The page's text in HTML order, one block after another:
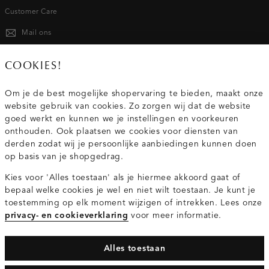
Customer Care
Mail ons
020 - 3412 667
Service
Wij zijn Costes
Topcategorieën voor jou
Privacy- en cookieverklaringAlgemene Voorwaarden
COOKIES!
Om je de best mogelijke shopervaring te bieden, maakt onze
website gebruik van cookies. Zo zorgen wij dat de website
goed werkt en kunnen we je instellingen en voorkeuren
onthouden. Ook plaatsen we cookies voor diensten van
derden zodat wij je persoonlijke aanbiedingen kunnen doen
op basis van je shopgedrag.
Kies voor 'Alles toestaan' als je hiermee akkoord gaat of
bepaal welke cookies je wel en niet wilt toestaan. Je kunt je
toestemming op elk moment wijzigen of intrekken. Lees onze
privacy- en cookieverklaring voor meer informatie.
Alles toestaan